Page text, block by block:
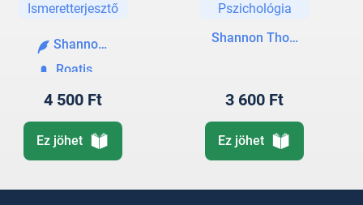
Ismeretterjesztő
Shannon Thomas
Roatis Andrea
4 500 Ft
Ez jöhet
Pszichológia
Shannon Thomas
3 600 Ft
Ez jöhet